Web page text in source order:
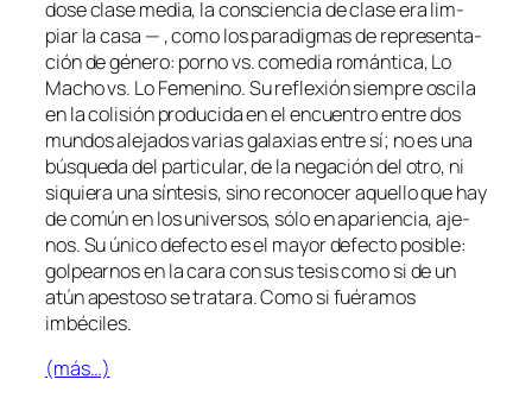
do­se cla­se me­dia, la cons­cien­cia de cla­se era lim­
piar la ca­sa — , co­mo los pa­ra­dig­mas de re­pre­sen­ta­
ción de gé­ne­ro: porno vs. co­me­dia ro­mán­ti­ca, Lo
Macho vs. Lo Femenino. Su re­fle­xión siem­pre os­ci­la
en la co­li­sión pro­du­ci­da en el en­cuen­tro en­tre dos
mun­dos ale­ja­dos va­rias ga­la­xias en­tre sí; no es una
bús­que­da del par­ti­cu­lar, de la ne­ga­ción del otro, ni
si­quie­ra una sín­te­sis, sino re­co­no­cer aque­llo que hay
de co­mún en los uni­ver­sos, só­lo en apa­rien­cia, aje­
nos. Su úni­co de­fec­to es el ma­yor de­fec­to po­si­ble:
gol­pear­nos en la ca­ra con sus te­sis co­mo si de un
atún apes­to­so se tra­ta­ra. Como si fué­ra­mos
imbéciles.
(más…)